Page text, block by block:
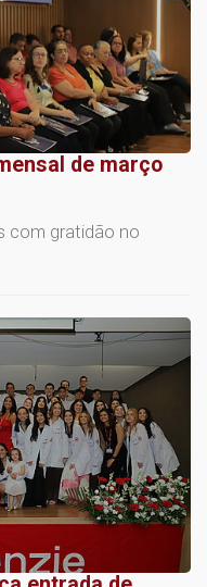
de março
com gratidão no